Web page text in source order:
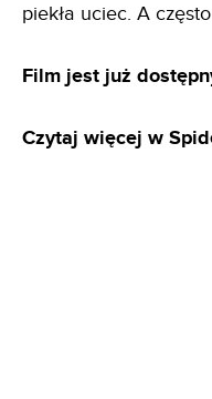
piekła uciec. A
Film jest już
Czytaj więcej w